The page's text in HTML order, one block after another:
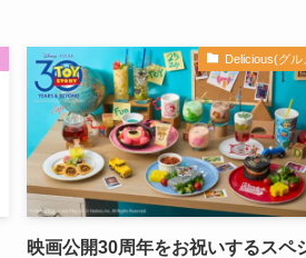
Delicious(グル
映画公開30周年をお祝いするスペ